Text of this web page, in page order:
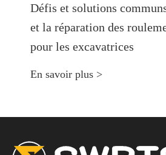
Défis et solutions
et la réparation des
pour les excavatrices
En savoir plus >